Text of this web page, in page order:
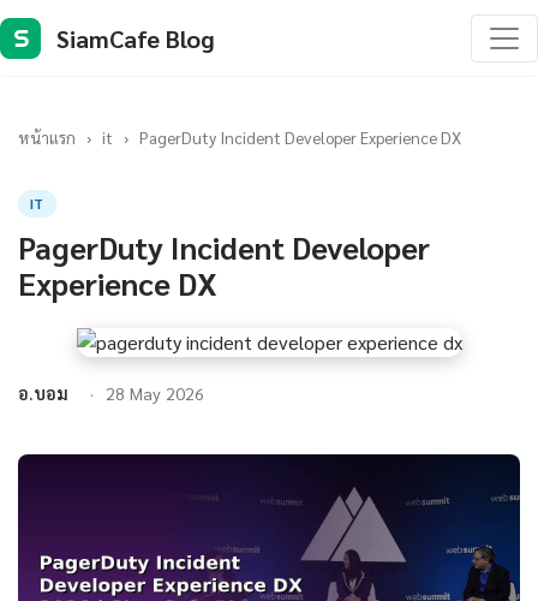
S SiamCafe Blog
หน้าแรก › it › PagerDuty Incident Developer Experience DX
IT
PagerDuty Incident Developer
Experience DX
อ.บอม 28 May 2026